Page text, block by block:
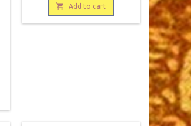
occasion. Bon état, pages
légèrement jaunies sur les
bords, jaquette éditeur
 Add to cart